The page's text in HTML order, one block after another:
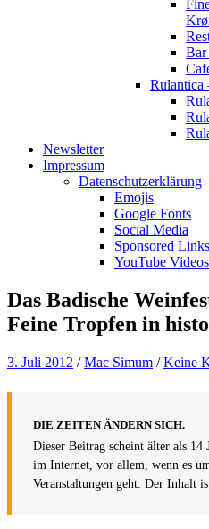
Bar
Rulantica
Newsletter
Impressum
Datenschutzerklärung
Emojis
Google Fonts
Social Media
Sponsored Links
YouTube Videos
Das Badische
Feine Tropfen in
3. Juli 2012 /Mac Simum /Keine
DIE ZEITEN ÄNDERN SICH.
Dieser Beitrag scheint älter als 14
im Internet, vor allem, wenn es
Veranstaltungen geht. Der Inhalt